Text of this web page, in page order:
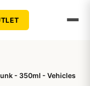
- 350ml - Vehicles